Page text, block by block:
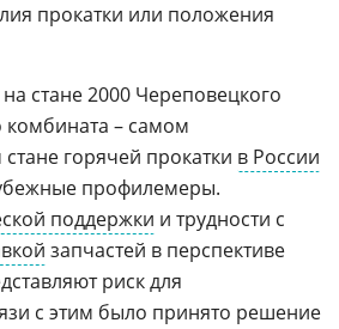
прокатки или положения
стане 2000 Череповецкого
комбината – самом
горячей прокатки в России
профилемеры.
поддержки и трудности с
запчастей в перспективе
риск для
с этим было принято решение